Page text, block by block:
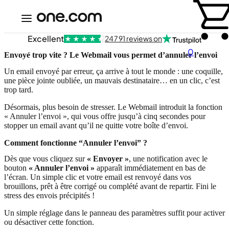
0
Excellent 24 791 reviews on
Envoyé trop vite ? Le Webmail vous permet d’annuler l’envoi
Un email envoyé par erreur, ça arrive à tout le monde : une coquille,
une pièce jointe oubliée, un mauvais destinataire… en un clic, c’est
trop tard.
Désormais, plus besoin de stresser. Le Webmail introduit la fonction
« Annuler l’envoi », qui vous offre jusqu’à cinq secondes pour
stopper un email avant qu’il ne quitte votre boîte d’envoi.
Comment fonctionne “Annuler l’envoi” ?
Dès que vous cliquez sur « Envoyer », une notification avec le
bouton « Annuler l’envoi » apparaît immédiatement en bas de
l’écran. Un simple clic et votre email est renvoyé dans vos
brouillons, prêt à être corrigé ou complété avant de repartir. Fini le
stress des envois précipités !
Un simple réglage dans le panneau des paramètres suffit pour activer
ou désactiver cette fonction.